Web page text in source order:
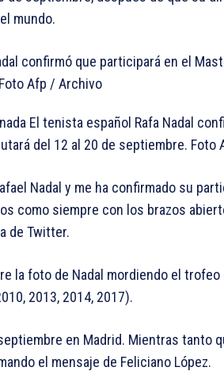
mundo.
El tenista español Rafa Nadal
del 12 al 20 de septiembre. Foto
Nadal y me ha confirmado su
como siempre con los brazos
de Twitter.
la foto de Nadal mordiendo el
2013, 2014, 2017).
en Madrid. Mientras tanto
el mensaje de Feliciano López.